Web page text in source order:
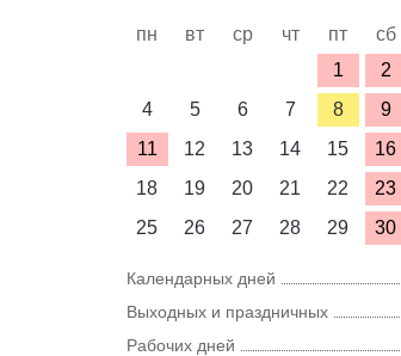
пн вт ср чт пт сб
1
2
4
5 6 7 8 9
11
12 13 14 15 16
18
19 20 21 22 23
25
26 27 28 29 30
Календарных дней
Выходных и праздничных
Рабочих дней